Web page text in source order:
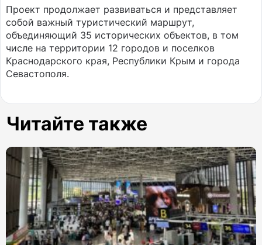
Проект продолжает развиваться и представляет
собой важный туристический маршрут,
объединяющий 35 исторических объектов, в том
числе на территории 12 городов и поселков
Краснодарского края, Республики Крым и города
Севастополя.
Читайте также